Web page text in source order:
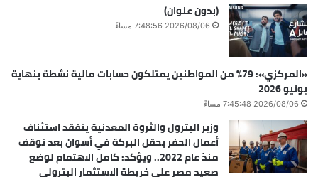
(بدون عنوان)
2026/08/06 7:48:56 مساءً
«المركزي»: 79% من المواطنين يمتلكون حسابات مالية نشطة بنهاية
يونيو 2026
2026/08/06 7:45:48 مساءً
وزير البترول والثروة المعدنية يتفقد استئناف
أعمال الحفر بحقل البركة في أسوان بعد توقف
منذ عام 2022.. ويؤكد: كامل الاهتمام لوضع
صعيد مصر على خريطة الاستثمار البترولي